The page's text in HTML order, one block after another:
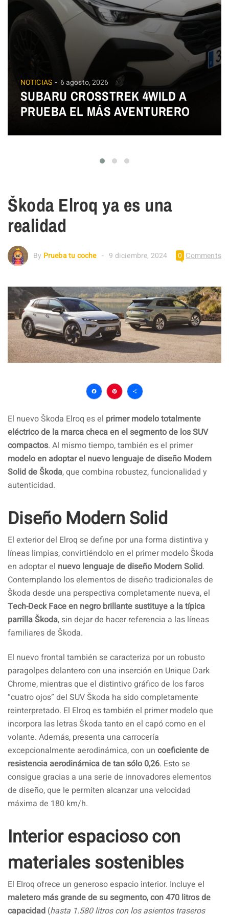
NOTICIAS 6 agosto, 2026
SUBARU CROSSTREK 4WILD A
PRUEBA EL MÁS AVENTURERO
Škoda Elroq ya es una
realidad
By Prueba tu coche 9 diciembre, 2024 0 Comments
Facebook
Pinterest
Compartir
El nuevo Škoda Elroq es el primer modelo totalmente
eléctrico de la marca checa en el segmento de los SUV
compactos. Al mismo tiempo, también es el primer
modelo en adoptar el nuevo lenguaje de diseño Modern
Solid de Škoda, que combina robustez, funcionalidad y
autenticidad.
Diseño Modern Solid
El exterior del Elroq se define por una forma distintiva y
líneas limpias, convirtiéndolo en el primer modelo Škoda
en adoptar el nuevo lenguaje de diseño Modern Solid.
Contemplando los elementos de diseño tradicionales de
Škoda desde una perspectiva completamente nueva, el
Tech-Deck Face en negro brillante sustituye a la típica
parrilla Škoda, sin dejar de hacer referencia a las líneas
familiares de Škoda.
El nuevo frontal también se caracteriza por un robusto
paragolpes delantero con una inserción en Unique Dark
Chrome, mientras que el distintivo gráfico de los faros
“cuatro ojos” del SUV Škoda ha sido completamente
reinterpretado. El Elroq es también el primer modelo que
incorpora las letras Škoda tanto en el capó como en el
volante. Además, presenta una carrocería
excepcionalmente aerodinámica, con un coeficiente de
resistencia aerodinámica de tan sólo 0,26. Esto se
consigue gracias a una serie de innovadores elementos
de diseño, que le permiten alcanzar una velocidad
máxima de 180 km/h.
Interior espacioso con
materiales sostenibles
El Elroq ofrece un generoso espacio interior. Incluye el
maletero más grande de su segmento, con 470 litros de
capacidad (hasta 1.580 litros con los asientos traseros